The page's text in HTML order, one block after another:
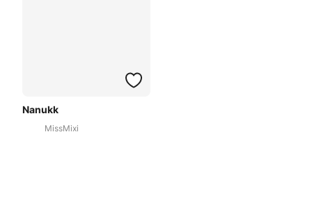
Nanukk
MissMixi